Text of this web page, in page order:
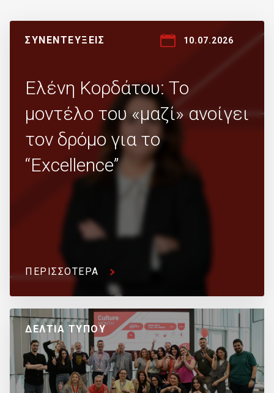
ΣΥΝΕΝΤΕΥΞΕΙΣ 10.07.2026
Ελένη Κορδάτου: Το
μοντέλο του «μαζί» ανοίγει
τον δρόμο για το
“Excellence”
ΠΕΡΙΣΣΟΤΕΡΑ
ΔΕΛΤΙΑ ΤΥΠΟΥ